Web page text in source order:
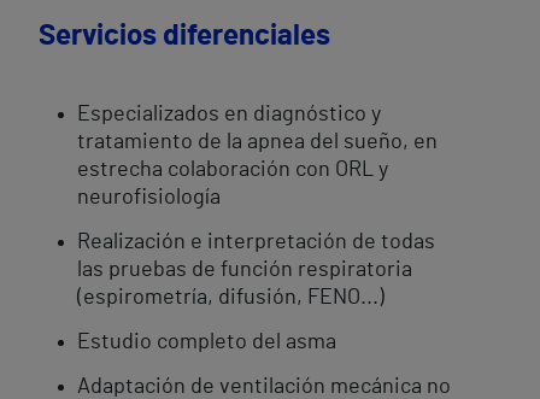
Servicios diferenciales
Especializados en diagnóstico y
tratamiento de la apnea del sueño, en
estrecha colaboración con ORL y
neurofisiología
Realización e interpretación de todas
las pruebas de función respiratoria
(espirometría, difusión, FENO...)
Estudio completo del asma
Adaptación de ventilación mecánica no